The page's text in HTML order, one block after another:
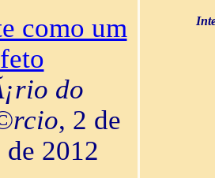
como um
feto
do
, 2 de
2012